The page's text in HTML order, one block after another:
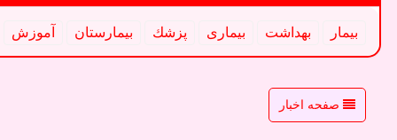
بیمار بهداشت بیماری پزشك بیمارستان آموزش
صفحه اخبار